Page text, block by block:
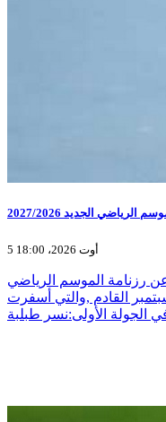
الجديد 2027/2026
5 أوت 2026، 18:00
عن رزنامة الموسم الرياضي
2027/2026 الذي ينطلق يوم 5 سبتمبر القادم ,والتي أسفرت